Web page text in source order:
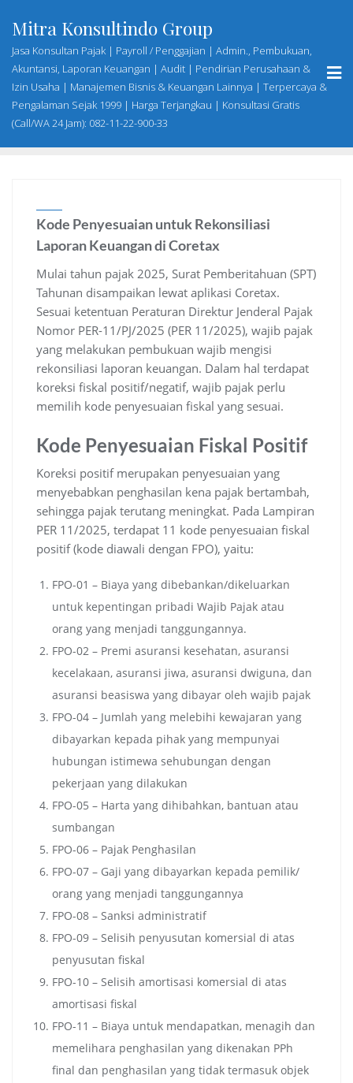
content
Mitra Konsultindo Group
Jasa Konsultan Pajak | Payroll / Penggajian | Admin., Pembukuan,
Akuntansi, Laporan Keuangan | Audit | Pendirian Perusahaan &
Izin Usaha | Manajemen Bisnis & Keuangan Lainnya | Terpercaya &
Pengalaman Sejak 1999 | Harga Terjangkau | Konsultasi Gratis
(Call/WA 24 Jam): 082-11-22-900-33
Kode Penyesuaian untuk Rekonsiliasi
Laporan Keuangan di Coretax
Mulai tahun pajak 2025, Surat Pemberitahuan (SPT)
Tahunan disampaikan lewat aplikasi Coretax.
Sesuai ketentuan Peraturan Direktur Jenderal Pajak
Nomor PER-11/PJ/2025 (PER 11/2025), wajib pajak
yang melakukan pembukuan wajib mengisi
rekonsiliasi laporan keuangan. Dalam hal terdapat
koreksi fiskal positif/negatif, wajib pajak perlu
memilih kode penyesuaian fiskal yang sesuai.
Kode Penyesuaian Fiskal Positif
Koreksi positif merupakan penyesuaian yang
menyebabkan penghasilan kena pajak bertambah,
sehingga pajak terutang meningkat. Pada Lampiran
PER 11/2025, terdapat 11 kode penyesuaian fiskal
positif (kode diawali dengan FPO), yaitu:
FPO-01 – Biaya yang dibebankan/dikeluarkan
untuk kepentingan pribadi Wajib Pajak atau
orang yang menjadi tanggungannya.
FPO-02 – Premi asuransi kesehatan, asuransi
kecelakaan, asuransi jiwa, asuransi dwiguna, dan
asuransi beasiswa yang dibayar oleh wajib pajak
FPO-04 – Jumlah yang melebihi kewajaran yang
dibayarkan kepada pihak yang mempunyai
hubungan istimewa sehubungan dengan
pekerjaan yang dilakukan
FPO-05 – Harta yang dihibahkan, bantuan atau
sumbangan
FPO-06 – Pajak Penghasilan
FPO-07 – Gaji yang dibayarkan kepada pemilik/
orang yang menjadi tanggungannya
FPO-08 – Sanksi administratif
FPO-09 – Selisih penyusutan komersial di atas
penyusutan fiskal
FPO-10 – Selisih amortisasi komersial di atas
amortisasi fiskal
FPO-11 – Biaya untuk mendapatkan, menagih dan
memelihara penghasilan yang dikenakan PPh
final dan penghasilan yang tidak termasuk objek